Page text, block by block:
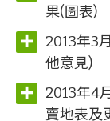
果(圖表)
2013年3
他意見)
2013年4
賣地表及